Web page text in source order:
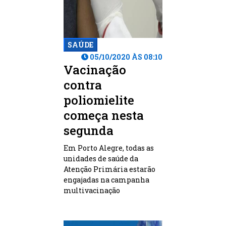
SAÚDE
05/10/2020 ÀS 08:10
Vacinação
contra
poliomielite
começa nesta
segunda
Em Porto Alegre, todas as
unidades de saúde da
Atenção Primária estarão
engajadas na campanha
multivacinação